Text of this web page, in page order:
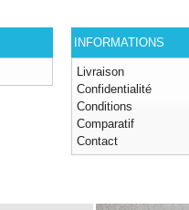
INFORMATIONS
Livraison
Confidentialité
Conditions
Comparatif
Contact